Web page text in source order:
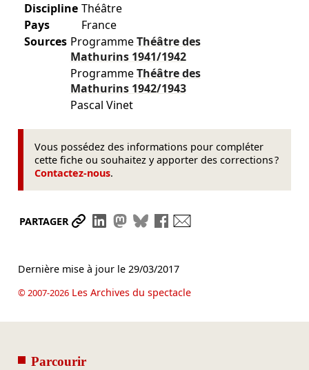
Discipline Théâtre
Pays
France
Sources ProgrammeThéâtre des
Mathurins 1941/1942
ProgrammeThéâtre des
Mathurins 1942/1943
Pascal Vinet
Vous possédez des informations pour compléter
cette fiche ou souhaitez y apporter des corrections ?
Contactez-nous.
PARTAGER Partager le lien
Partager sur LinkedIn
Partager sur Mastodon
Partager sur Bluesky
Partager sur Facebook
Dernière mise à jour le 29/03/2017
© 2007-2026Les Archives du spectacle
Parcourir